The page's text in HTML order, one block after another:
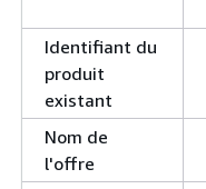
Identifiant du
produit
existant
Nom de
l'offre